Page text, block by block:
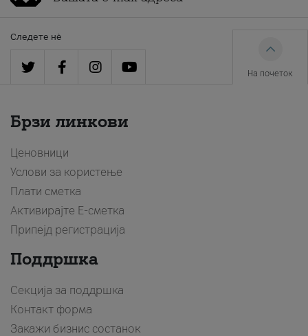
Следете нè
На почеток
Брзи линкови
Ценовници
Услови за користење
Плати сметка
Активирајте Е-сметка
Припејд регистрација
Поддршка
Секција за поддршка
Контакт форма
Закажи бизнис состанок